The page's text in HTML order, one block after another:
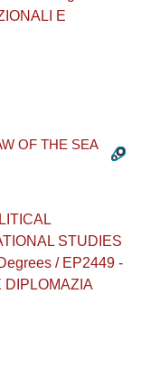
E
OF THE SEA
STUDIES
/ EP2449 -
DIPLOMAZIA